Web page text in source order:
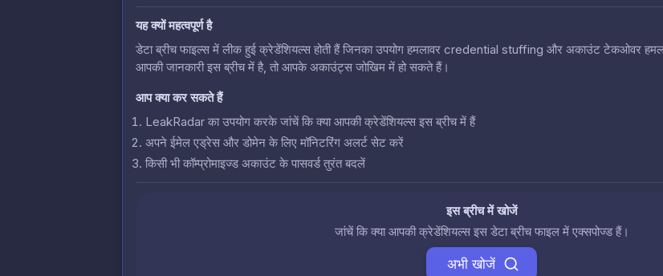
यह क्यों महत्वपूर्ण है
डेटा ब्रीच फाइल्स में लीक हुई क्रेडेंशियल्स होती हैं जिनका उपयोग हमलावर credential stuffing और अकाउंट टेकओवर
आपकी जानकारी इस ब्रीच में है, तो आपके अकाउंट्स जोखिम में हो सकते हैं।
आप क्या कर सकते हैं
LeakRadar का उपयोग करके जांचें कि क्या आपकी क्रेडेंशियल्स इस ब्रीच में हैं
अपने ईमेल एड्रेस और डोमेन के लिए मॉनिटरिंग अलर्ट सेट करें
किसी भी कॉम्प्रोमाइज्ड अकाउंट के पासवर्ड तुरंत बदलें
इस ब्रीच में खोजें
जांचें कि क्या आपकी क्रेडेंशियल्स इस डेटा ब्रीच फाइल में एक्सपोज्ड हैं।
अभी खोजें